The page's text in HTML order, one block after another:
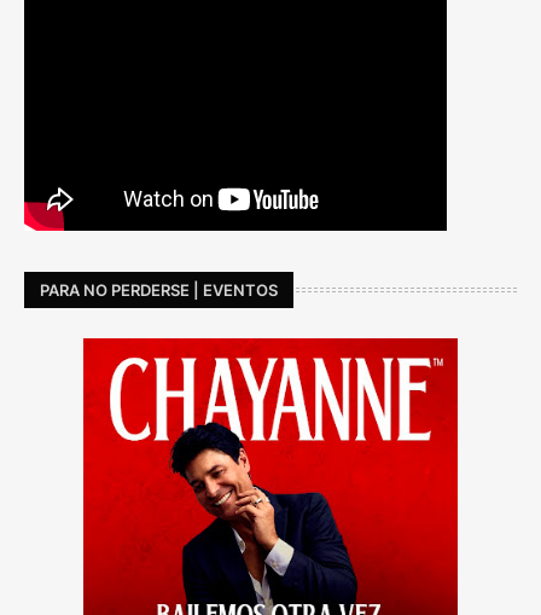
PARA NO PERDERSE | EVENTOS